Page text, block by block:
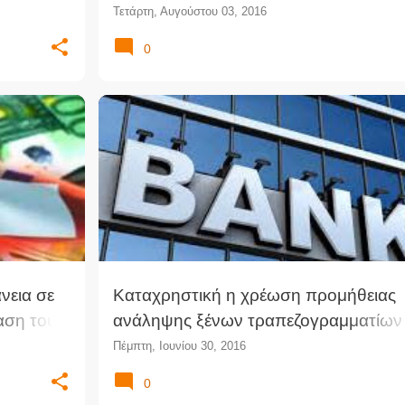
οφειλών (ΦΕΚ)
Τετάρτη, Αυγούστου 03, 2016
0
σε
του
+2
Καταχρηστική η χρέωση προμήθειας
ανάληψης ξένων τραπεζογραμματίων
από καταθετικό λογαριασμό
συναλλάγματος (ΣτΚ)
Πέμπτη, Ιουνίου 30, 2016
ΚΑΤΆΘΕΣΗ ΚΑΤΑΧΡΗΣΤΙΚΟΊ ΌΡΟΙ ΣΥΝΆΛΛΑΓΜΑ
ΣΥΝΉΓΟΡΟΣ ΚΑΤΑΝΑΛΩΤΉ ΤΡΆΠΕΖΑ
ΤΡΑΠΕΖΙΚΌ ΔΊΚΑΙΟ
0